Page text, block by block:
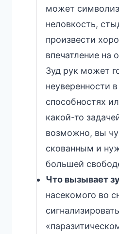
может
неловкость,
произвести
впечатление
Зуд рук может
неуверенности
способностях
какой-то
возможно, вы
скованным и
большей
Что вызывает
насекомого во